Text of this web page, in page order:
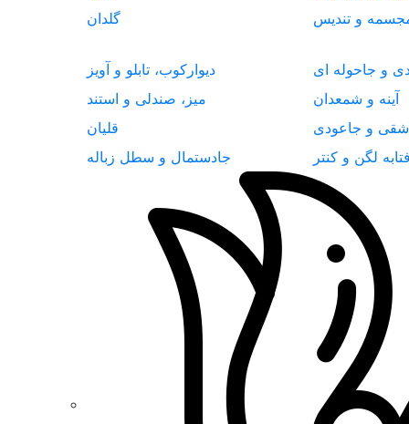
گلدان
و تندیس
دیوارکوب، تابلو و آویز
و جاحوله ای
میز، صندلی و استند
آینه و شمعدان
قلیان
و جاعودی
جادستمال و سطل زباله
لگن و کنتر